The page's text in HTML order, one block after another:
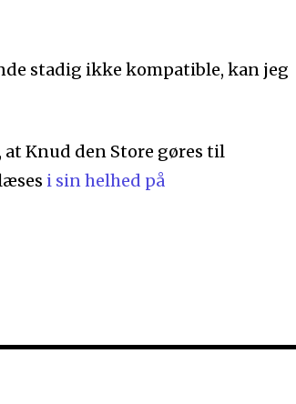
stadig ikke kompatible, kan jeg
Knud den Store gøres til
i sin helhed på